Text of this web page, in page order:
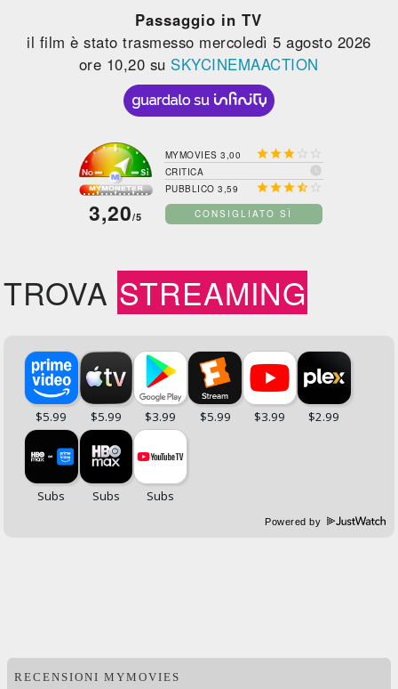
Passaggio in TV
il film è stato trasmesso mercoledì 5 agosto 2026
ore 10,20 su SKYCINEMAACTION
3,20/5
MYMOVIES 3,00   
CRITICA 
PUBBLICO 3,59  
CONSIGLIATO SÌ
TROVA STREAMING
Powered by
RECENSIONI MYMOVIES